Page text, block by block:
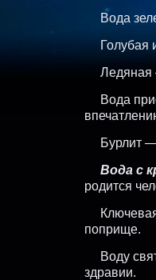
Вода
Голубая
Ледяная
Вода
Бурлит
Вода с
родится
поприще.
Воду
здравии.